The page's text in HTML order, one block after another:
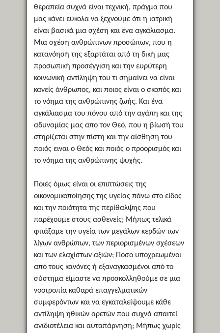
θεραπεία συχνά είναι τεχνική, πράγμα που
μας κάνει εύκολα να ξεχνούμε ότι η ιατρική
είναι βασικά μια σχέση και ένα αγκάλιασμα.
Μια σχέση ανθρώπινων προσώπων, που η
κατανόησή της εξαρτάται από τη δική μας
προσωπική προσέγγιση και την ευρύτερη
κοινωνική αντίληψη του τι σημαίνει να είναι
κανείς άνθρωπος, και ποιος είναι ο σκοπός και
το νόημα της ανθρώπινης ζωής. Και ένα
αγκάλιασμα του πόνου από την αγάπη και της
αδυναμίας μας απο τον Θεό, που η βίωσή του
στηρίζεται στην πίστη και την αίσθηση του
ποιός ειναι ο Θεός και ποιός ο προορισμός και
το νόημα της ανθρώπινης ψυχής.
Ποιές όμως είναι οι επιπτώσεις της
οικονομικοποίησης της υγείας πάνω στο είδος
και την ποιότητα της περίθαλψης που
παρέχουμε στους ασθενείς; Μήπως τελικά
φτιάξαμε την υγεία των μεγάλων κερδών των
λίγων ανθρώπων, των περιορισμένων σχέσεων
και των ελαχίστων αξιών; Πόσο υποχρεωμένοι
από τους κανόνες ή εξαναγκασμένοι από το
σύστημα είμαστε να προσκολληθούμε σε μια
νοοτροπία καθαρά επαγγελματικών
συμφερόντων και να εγκαταλείψουμε κάθε
αντίληψη ηθικών αρετών που συχνά απαιτεί
ανιδιοτέλεια και αυταπάρνηση; Μήπως χωρίς